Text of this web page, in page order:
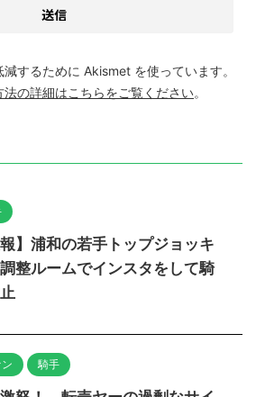
するために Akismet を使っています。
の詳細はこちらをご覧ください。
報】浦和の若手トップジョッキ
整ルームでインスタをして騎
騎手